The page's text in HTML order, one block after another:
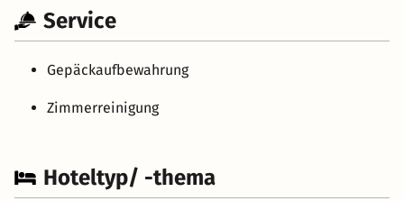
Service
Gepäckaufbewahrung
Zimmerreinigung
Hoteltyp/ -thema